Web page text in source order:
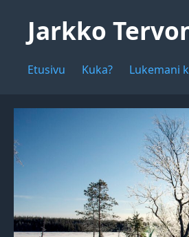
Jarkko
Etusivu Kuka? Lukemani